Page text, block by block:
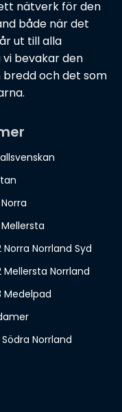
nätverk för den
både när det
ut till alla
bevakar den
och det som
Norra
Mellersta
Norra Norrland Syd
Mellersta Norrland
Medelpad
Norrland